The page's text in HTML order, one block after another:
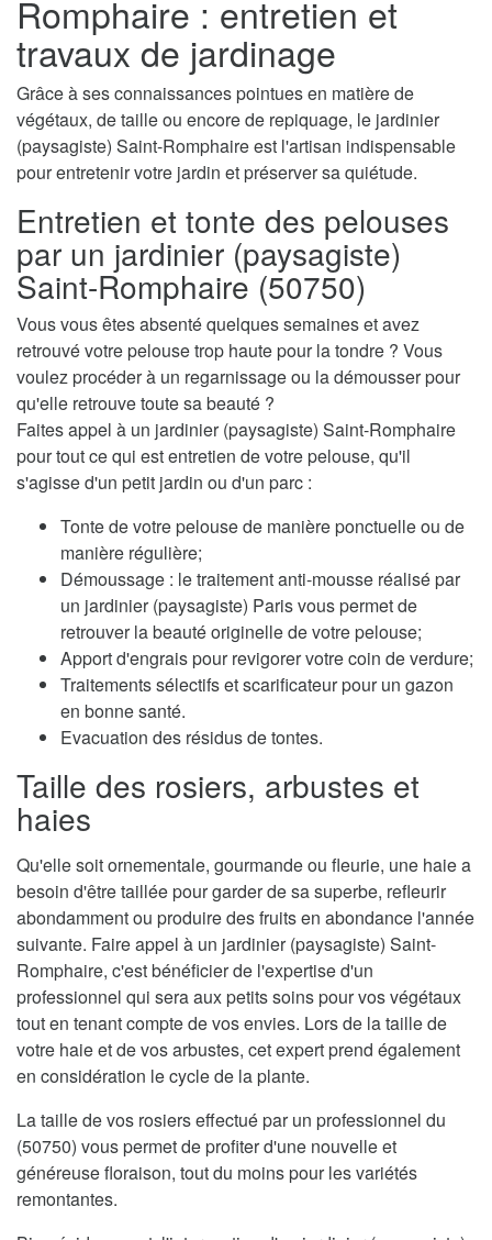
Romphaire : entretien et
travaux de jardinage
Grâce à ses connaissances pointues en matière de
végétaux, de taille ou encore de repiquage, le jardinier
(paysagiste) Saint-Romphaire est l'artisan indispensable
pour entretenir votre jardin et préserver sa quiétude.
Entretien et tonte des pelouses
par un jardinier (paysagiste)
Saint-Romphaire (50750)
Vous vous êtes absenté quelques semaines et avez
retrouvé votre pelouse trop haute pour la tondre ? Vous
voulez procéder à un regarnissage ou la démousser pour
qu'elle retrouve toute sa beauté ?
Faites appel à un jardinier (paysagiste) Saint-Romphaire
pour tout ce qui est entretien de votre pelouse, qu'il
s'agisse d'un petit jardin ou d'un parc :
Tonte de votre pelouse de manière ponctuelle ou de
manière régulière;
Démoussage : le traitement anti-mousse réalisé par
un jardinier (paysagiste) Paris vous permet de
retrouver la beauté originelle de votre pelouse;
Apport d'engrais pour revigorer votre coin de verdure;
Traitements sélectifs et scarificateur pour un gazon
en bonne santé.
Evacuation des résidus de tontes.
Taille des rosiers, arbustes et
haies
Qu'elle soit ornementale, gourmande ou fleurie, une haie a
besoin d'être taillée pour garder de sa superbe, refleurir
abondamment ou produire des fruits en abondance l'année
suivante. Faire appel à un jardinier (paysagiste) Saint-
Romphaire, c'est bénéficier de l'expertise d'un
professionnel qui sera aux petits soins pour vos végétaux
tout en tenant compte de vos envies. Lors de la taille de
votre haie et de vos arbustes, cet expert prend également
en considération le cycle de la plante.
La taille de vos rosiers effectué par un professionnel du
(50750) vous permet de profiter d'une nouvelle et
généreuse floraison, tout du moins pour les variétés
remontantes.